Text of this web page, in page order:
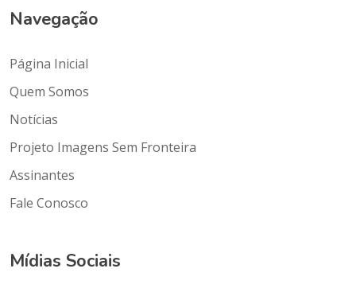
Navegação
Página Inicial
Quem Somos
Notícias
Projeto Imagens Sem Fronteira
Assinantes
Fale Conosco
Mídias Sociais